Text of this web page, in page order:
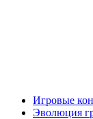
Игровые
Эволюция